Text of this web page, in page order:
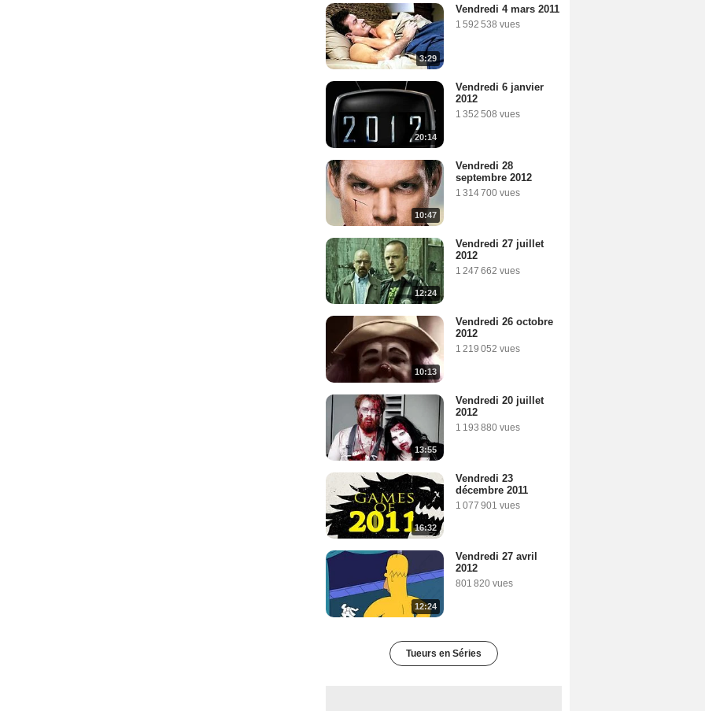
3:29
Vendredi 4 mars 2011
1 592 538 vues
20:14
Vendredi 6 janvier
2012
1 352 508 vues
10:47
Vendredi 28
septembre 2012
1 314 700 vues
12:24
Vendredi 27 juillet
2012
1 247 662 vues
10:13
Vendredi 26 octobre
2012
1 219 052 vues
13:55
Vendredi 20 juillet
2012
1 193 880 vues
16:32
Vendredi 23
décembre 2011
1 077 901 vues
12:24
Vendredi 27 avril
2012
801 820 vues
Tueurs en Séries